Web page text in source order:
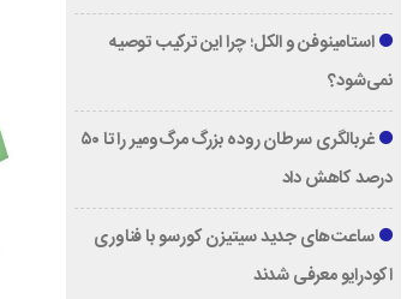
استامینوفن و الکل؛ چرا این ترکیب توصیه
نمی‌شود؟
غربالگری سرطان روده بزرگ مرگ‌ومیر را تا ۵۰
درصد کاهش داد
ساعت‌های جدید سیتیزن کورسو با فناوری
اکودرایو معرفی شدند